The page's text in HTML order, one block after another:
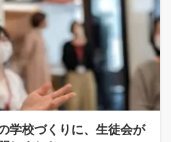
学校づくりに、生徒会が